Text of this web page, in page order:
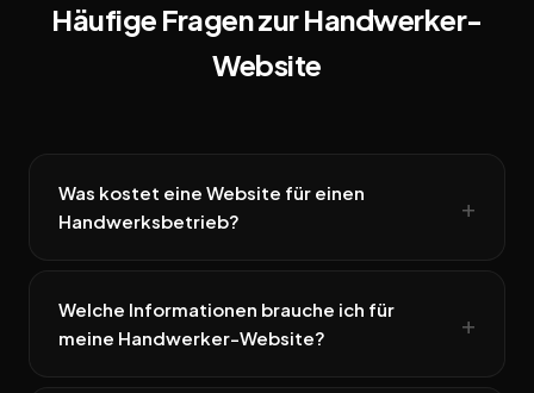
Häufige Fragen zur Handwerker-
Website
Was kostet eine Website für einen
Handwerksbetrieb?
Welche Informationen brauche ich für
meine Handwerker-Website?